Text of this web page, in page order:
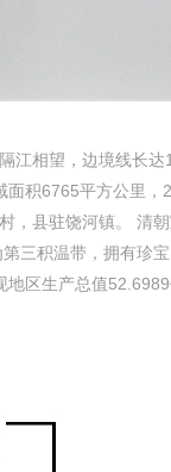
相望，边境线长达
面积6765平方公里
，县驻饶河镇。 清
三积温带，拥有珍
区生产总值